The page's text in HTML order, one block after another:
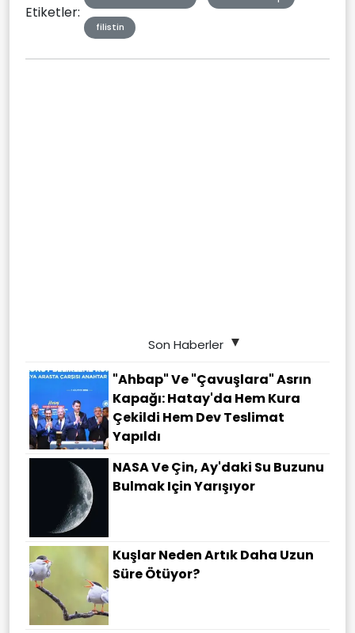
Etiketler:
filistin
Son Haberler
"Ahbap" Ve "çavuşlara" Asrın
Kapağı: Hatay'da Hem Kura
Çekildi Hem Dev Teslimat
Yapıldı
NASA Ve Çin, Ay'daki Su Buzunu
Bulmak Için Yarışıyor
Kuşlar Neden Artık Daha Uzun
Süre Ötüyor?